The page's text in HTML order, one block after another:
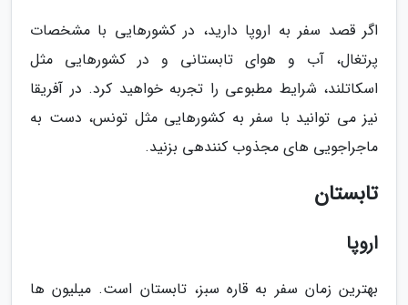
اگر قصد سفر به اروپا دارید، در کشورهایی با مشخصات
پرتغال، آب و هوای تابستانی و در کشورهایی مثل
اسکاتلند، شرایط مطبوعی را تجربه خواهید کرد. در آفریقا
نیز می توانید با سفر به کشورهایی مثل تونس، دست به
ماجراجویی های مجذوب کنندهی بزنید.
تابستان
اروپا
بهترین زمان سفر به قاره سبز، تابستان است. میلیون ها